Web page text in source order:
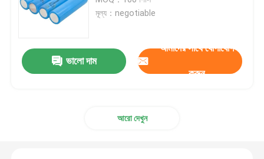
LifeP04 লিথিয়াম ব্যাটারি
মূল্য：negotiable
ভালো দাম
আমাদের সাথে যোগাযোগ
করুন
আরো দেখুন